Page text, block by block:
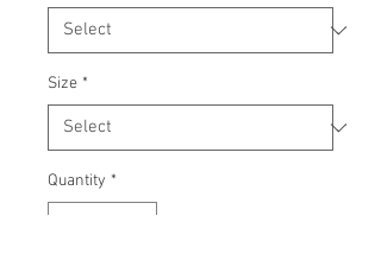
Size *
Quantity *